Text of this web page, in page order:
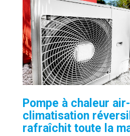
Pompe à chaleur
climatisation
rafraîchit toute la